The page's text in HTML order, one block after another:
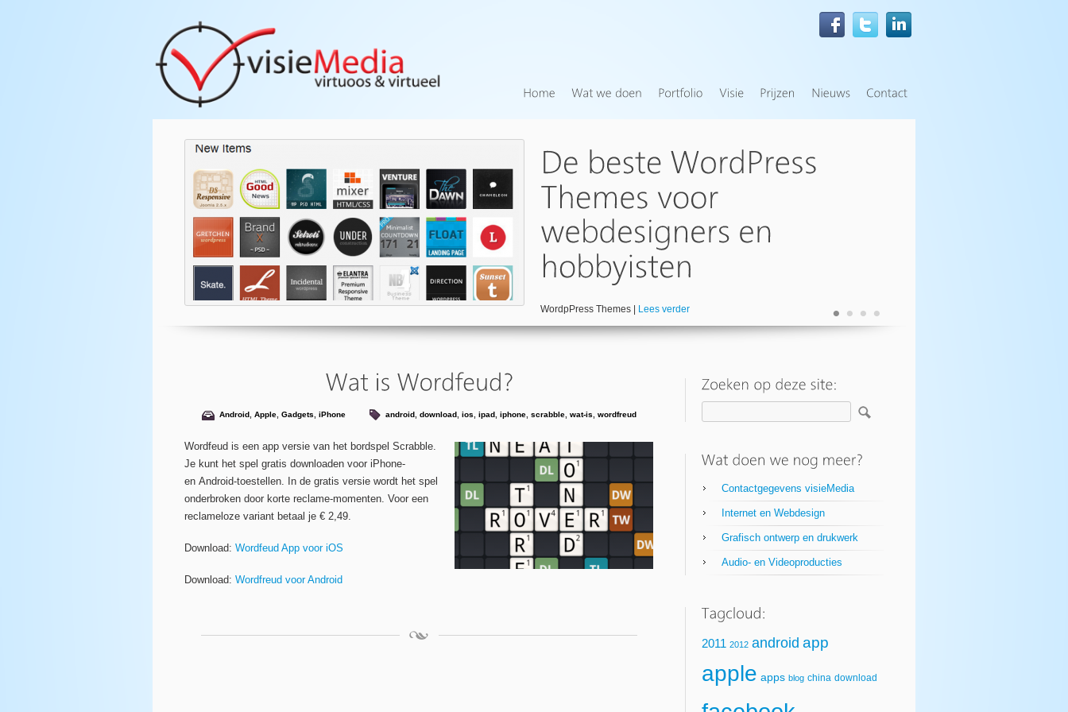
WordpPress Themes | Lees verder • • • •
Android Apple Gadgets iPhone android download ios ipad iphone scrabble wat-is wordfreud
Wordfeud is een app versie van het bordspel Scrabble.
Je kunt het spel gratis downloaden voor iPhone-
en Android-toestellen. In de gratis versie wordt het spel
onderbroken door korte reclame-momenten. Voor een
reclameloze variant betaal je € 2,49.
Download: Wordfeud App voor iOS
Download: Wordfreud voor Android
Contactgegevens visieMedia
Internet en Webdesign
Grafisch ontwerp en drukwerk
Audio- en Videoproducties
2011 2012 android app
apple apps blog china download